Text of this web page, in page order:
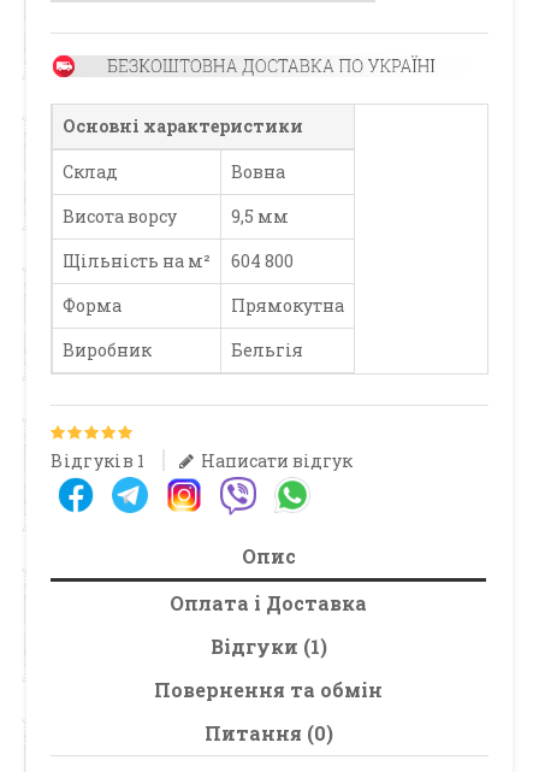
Основні характеристики
Склад
Вовна
Висота ворсу
9,5 мм
Щільність на м²
604 800
Форма
Прямокутна
Виробник
Бельгія
Відгуків 1 Написати відгук
Опис
Оплата і Доставка
Відгуки (1)
Повернення та обмін
Питання (0)